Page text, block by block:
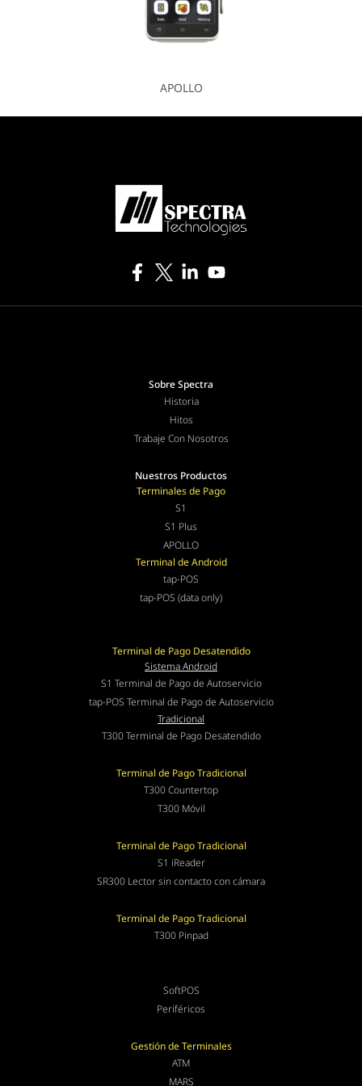
APOLLO
Sobre Spectra
Historia
Hitos
Trabaje Con Nosotros
Nuestros Productos
Terminales de Pago
S1
S1 Plus
APOLLO
Terminal de Android
tap-POS
tap-POS (data only)
Terminal de Pago Desatendido
Sistema Android
S1 Terminal de Pago de Autoservicio
tap-POS Terminal de Pago de Autoservicio
Tradicional
T300 Terminal de Pago Desatendido
Terminal de Pago Tradicional
T300 Countertop
T300 Móvil
Terminal de Pago Tradicional
S1 iReader
SR300 Lector sin contacto con cámara
Terminal de Pago Tradicional
T300 Pinpad
SoftPOS
Periféricos
Gestión de Terminales
ATM
MARS